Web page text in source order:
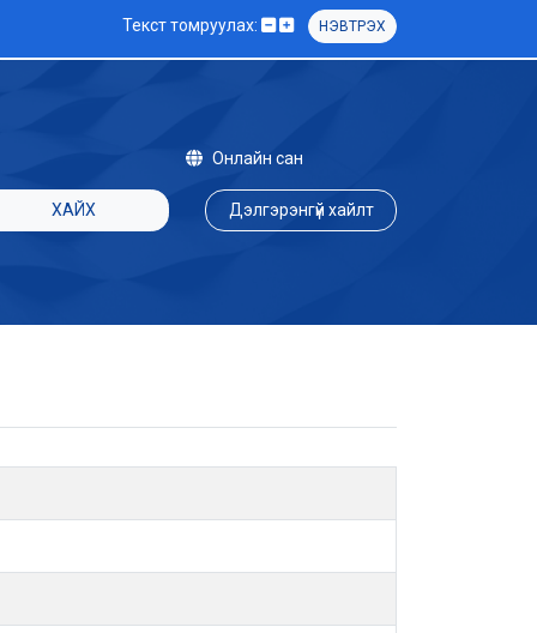
Текст томруулах: НЭВТРЭХ
Онлайн сан
ХАЙХ Дэлгэрэнгүй хайлт